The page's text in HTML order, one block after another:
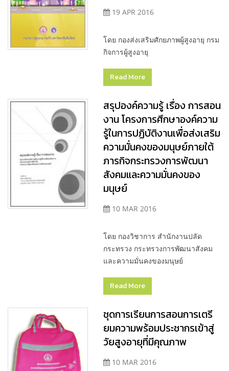
19 APR 2016
โดย กองส่งเสริมศักยภาพผู้สูงอายุ กรม
กิจการผู้สูงอายุ
Read More
สรุปองค์ความรู้ เรื่อง การสอน
งาน โครงการศึกษาองค์ความ
รู้ในการปฏิบัติงานเพื่อส่งเสริม
ความมั่นคงของมนุษย์ภายใต้
ภารกิจกระทรวงการพัฒนา
สังคมและความมั่นคงของ
มนุษย์
10 MAR 2016
โดย กองวิชาการ สำนักงานปลัด
กระทรวง กระทรวงการพัฒนาสังคม
และความมั่นคงของมนุษย์
Read More
ชุดการเรียนการสอนการเตรี
ยมความพร้อมประชากรเข้าสู่
วัยสูงอายุที่มีคุณภาพ
10 MAR 2016